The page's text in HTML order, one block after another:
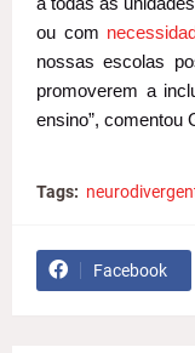
ou com
nossas escolas
promoverem a
ensino”, comentou
Tags:
Facebook